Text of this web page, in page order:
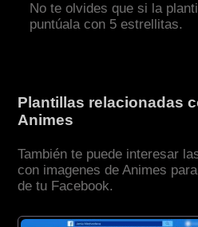
No te olvides que si la
puntúala con 5 estrellitas.
Plantillas relacionadas
Animes
También te puede interesar
con imagenes de Animes
de tu Facebook.